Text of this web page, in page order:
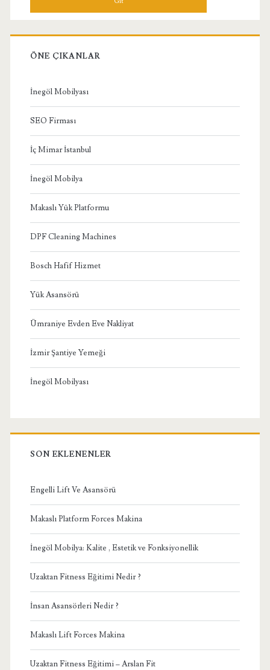
ÖNE ÇIKANLAR
İnegöl Mobilyası
SEO Firması
İç Mimar İstanbul
İnegöl Mobilya
Makaslı Yük Platformu
DPF Cleaning Machines
Bosch Hafif Hizmet
Yük Asansörü
Ümraniye Evden Eve Nakliyat
İzmir Şantiye Yemeği
İnegöl Mobilyası
SON EKLENENLER
Engelli Lift Ve Asansörü
Makaslı Platform Forces Makina
İnegöl Mobilya: Kalite , Estetik ve Fonksiyonellik
Uzaktan Fitness Eğitimi Nedir ?
İnsan Asansörleri Nedir ?
Makaslı Lift Forces Makina
Uzaktan Fitness Eğitimi – Arslan Fit